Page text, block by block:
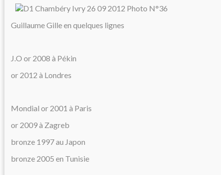
Guillaume Gille en quelques lignes
J.O or 2008 à Pékin
or 2012 à Londres
Mondial or 2001 à Paris
or 2009 à Zagreb
bronze 1997 au Japon
bronze 2005 en Tunisie